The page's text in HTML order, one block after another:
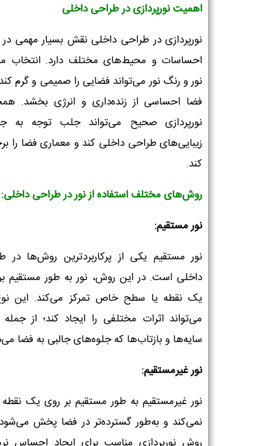
اهمیت نورپردازی در طراحی داخلی
نورپردازی در طراحی داخلی نقش بسیار مهمی در
احساسات و محیط‌های مختلف دارد. انتخاب
نور و رنگ نور می‌تواند فضایی را صمیمی و گرم
فضا احساسی از زنده‌داری و انرژی بخشد.
نورپردازی صحیح می‌تواند جلب توجه به
زیبایی‌های طراحی داخلی کند و معماری فضا را
کند.
روش‌های مختلف استفاده از نور در طراحی داخلی:
نور مستقیم:
نور مستقیم یکی از پرکاربردترین روش‌ها در
داخلی است. در این روش، نور به طور مستقیم
یک نقطه یا سطح خاص تمرکز می‌کند. این
می‌تواند اثرات مختلفی را ایجاد کند؛ از جمله
سایه‌ها و بازتاب‌ها که جلوه‌های جالبی به فضا
نور غیرمستقیم:
نور غیرمستقیم به طور مستقیم بر روی یک نقطه
نمی‌کند و به‌طور گسترده‌تر در فضا پخش